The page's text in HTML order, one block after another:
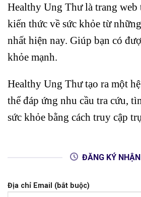
Healthy Ung Thư là trang
kiến thức về sức khỏe từ
nhất hiện nay. Giúp bạn có
khỏe mạnh.
Healthy Ung Thư tạo ra một
thể đáp ứng nhu cầu tra cứu,
sức khỏe bằng cách truy cập
ĐĂNG KÝ
Địa chỉ Email (bắt buộc)